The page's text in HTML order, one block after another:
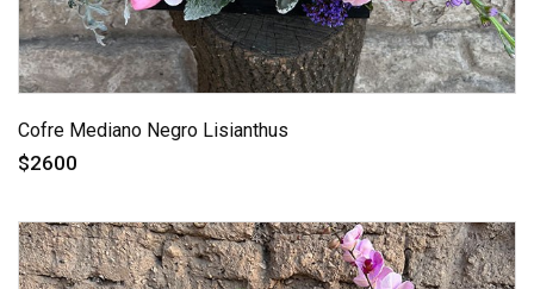
Cofre Mediano Negro Lisianthus
$2600